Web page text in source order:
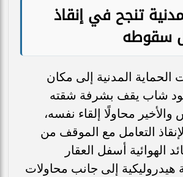
تنجح في إنقاذ
سقوطه
المدنية إلى مكان
شاب يقف بشرفة شقته
محاولًا إلقاء نفسه،
التعامل مع الموقف من
الهوائية أسفل العقار
إلى جانب محاولات